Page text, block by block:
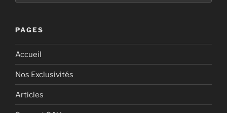
PAGES
Accueil
Nos Exclusivités
Articles